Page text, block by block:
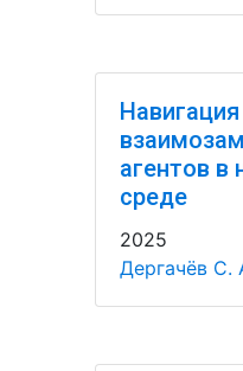
агентов в
среде
2025
Дергачёв С.